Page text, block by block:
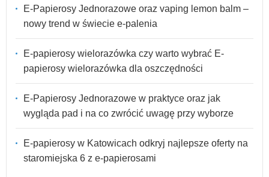
E-Papierosy Jednorazowe oraz vaping lemon balm –
nowy trend w świecie e-palenia
E-papierosy wielorazówka czy warto wybrać E-
papierosy wielorazówka dla oszczędności
E-Papierosy Jednorazowe w praktyce oraz jak
wygląda pad i na co zwrócić uwagę przy wyborze
E-papierosy w Katowicach odkryj najlepsze oferty na
staromiejska 6 z e-papierosami